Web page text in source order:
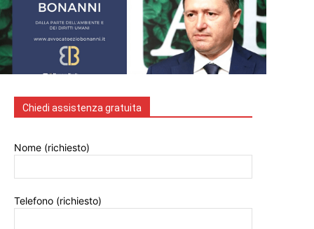
Chiedi assistenza gratuita
Nome (richiesto)
Telefono (richiesto)